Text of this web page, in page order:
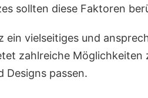
sollten diese Faktoren
ein vielseitiges und
zahlreiche Möglichkeiten
Designs passen.